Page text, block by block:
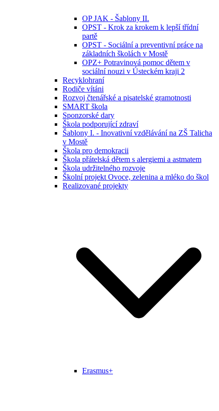
OP JAK - Šablony II.
OPST - Krok za krokem k lepší třídní
partě
OPST - Sociální a preventivní práce na
základních školách v Mostě
OPZ+ Potravinová pomoc dětem v
sociální nouzi v Ústeckém kraji 2
Recyklohraní
Rodiče vítáni
Rozvoj čtenářské a pisatelské gramotnosti
SMART škola
Sponzorské dary
Škola podporující zdraví
Šablony I. - Inovativní vzdělávání na ZŠ Talicha
v Mostě
Škola pro demokracii
Škola přátelská dětem s alergiemi a astmatem
Škola udržitelného rozvoje
Školní projekt Ovoce, zelenina a mléko do škol
Realizované projekty
Erasmus+